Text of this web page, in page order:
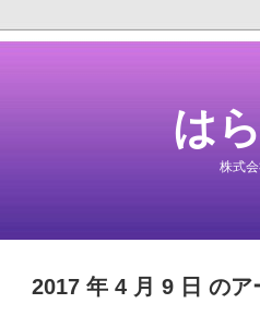
は
株式
2017 年 4 月 9 日 のア